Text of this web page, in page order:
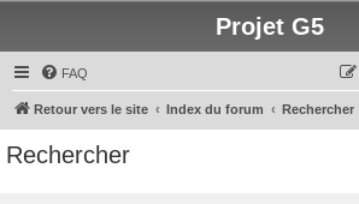
Projet G5
FAQ
Retour vers le site Index du forum Rechercher
Rechercher